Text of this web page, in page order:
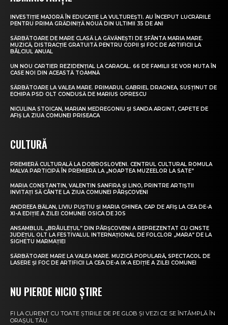
INVESTIȚIE MAJORĂ ÎN EDUCAȚIE LA VULTUREȘTI. AU ÎNCEPUT LUCRĂRILE
PENTRU PRIMA GRĂDINIȚĂ NOUĂ DIN ULTIMII 35 DE ANI
SĂRBĂTOARE DE MARE CLASĂ LA GĂVĂNEȘTI DE SFÂNTA MARIA MARE.
MUZICĂ, DISTRACȚIE GRATUITĂ PENTRU COPII ȘI FOC DE ARTIFICII LA
BÂLCIUL ANUAL
UN NOU CARTIER REZIDENȚIAL LA CARACAL. 66 DE FAMILII SE VOR MUTA ÎN
CASE NOI DIN ACEASTĂ TOAMNĂ
SĂRBĂTOARE LA VALEA MARE. PRIMARUL GABRIEL DRAGNEA, SUSȚINUT DE
ECHIPA PSD OLT CONDUSĂ DE MARIUS OPRESCU
NICULINA STOICAN, MARIAN MEDREGONIU ȘI SANDA ARGINT, CAPETE DE
AFIȘ LA ZIUA COMUNEI PRISEACA
CULTURĂ
PREMIERĂ CULTURALĂ LA DOBROSLOVENI. CENTRUL CULTURAL ROMULA
MALVA PARTICIPĂ ÎN PREMIERĂ LA „NOAPTEA MUZEELOR LA SATE”
MARIA CONSTANTIN, VALENTIN SANFIRA ȘI LINO, PRINTRE ARTIȘTII
INVITAȚI SĂ CÂNTE LA ZIUA COMUNEI PÂRȘCOVENI
ANDREEA BĂLAN, LIVIU PUȘTIU ȘI MARIA GHINEA, CAP DE AFIȘ LA CEA DE-A
XI-A EDIȚIE A ZILEI COMUNEI OSICA DE JOS
ANSAMBLUL „BRÂULEȚUL” DIN PÂRȘCOVENI A REPREZENTAT CU CINSTE
JUDEȚUL OLT LA FESTIVALUL INTERNAȚIONAL DE FOLCLOR „MARA” DE LA
SIGHETU MARMAȚIEI
SĂRBĂTOARE MARE LA VALEA MARE. MUZICĂ POPULARĂ, SPECTACOL DE
LASERE ȘI FOC DE ARTIFICII LA CEA DE-A IX-A EDIȚIE A ZILEI COMUNEI
NU PIERDE NICIO ȘTIRE
FI LA CURENT CU TOATE ȘTIRILE DE PE GLOB ȘI VEZI CE SE ÎNTÂMPLĂ ÎN
ORAȘUL TĂU.